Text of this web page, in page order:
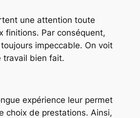
une attention toute
finitions. Par conséquent,
impeccable. On voit
travail bien fait.
expérience leur permet
choix de prestations. Ainsi,